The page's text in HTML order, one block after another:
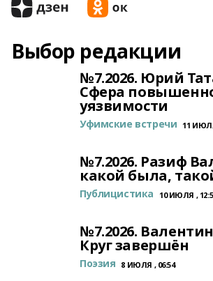
Выбор редакции
№7.2026. Юрий
Сфера
уязвимости
Уфимские встречи 11
№7.2026. Разиф
какой была,
Публицистика 10 ИЮЛЯ ,
№7.2026.
Круг завершён
Поэзия 8 ИЮЛЯ , 06:54